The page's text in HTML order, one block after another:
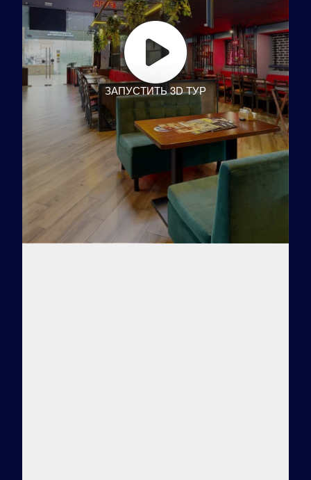
ЗАПУСТИТЬ 3D ТУР
Заказать тур